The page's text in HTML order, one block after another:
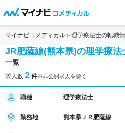
マイナビコメディカル 理学療法士の転職
JR肥薩線(熊本県)の理学療法
一覧
求人数 2 件※非公開求人を除く
職種 理学療法士
勤務地 熊本県ＪＲ肥薩線